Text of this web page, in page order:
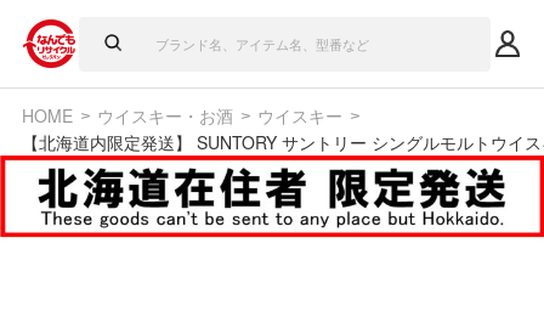
HOME ウイスキー・お酒
ウイスキー
【北海道内限定発送】 SUNTORY サントリー シングルモルトウ